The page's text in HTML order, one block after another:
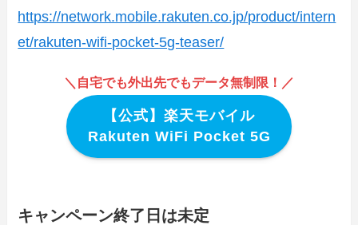
https://network.mobile.rakuten.co.jp/product/intern
et/rakuten-wifi-pocket-5g-teaser/
＼自宅でも外出先でもデータ無制限！／
【公式】楽天モバイル
Rakuten WiFi Pocket 5G
キャンペーン終了日は未定